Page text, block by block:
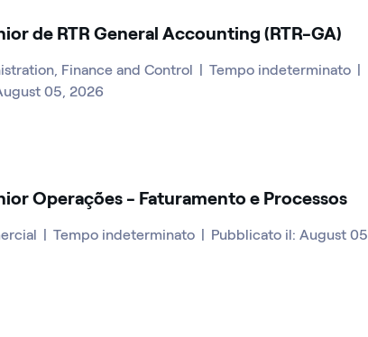
de RTR General Accounting (RTR-GA)
Finance and Control | Tempo indeterminato |
05, 2026
Operações - Faturamento e Processos
| Tempo indeterminato | Pubblicato il: August 05,